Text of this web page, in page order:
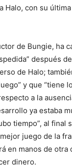
Halo, con su última
de Bungie, ha
después
de Halo;
y que “tiene
a la
ya estaba
tiempo”, al final
juego de la
en manos de otra
dinero.